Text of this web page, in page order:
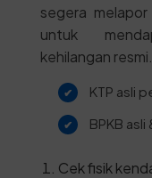
segera
untuk
kehilangan resmi.
KTP asli
BPKB
Cek fisik